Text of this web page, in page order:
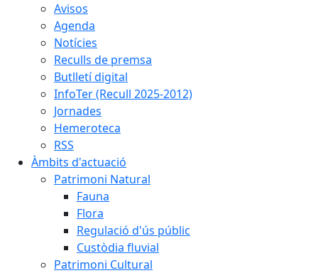
Avisos
Agenda
Notícies
Reculls de premsa
Butlletí digital
InfoTer (Recull 2025-2012)
Jornades
Hemeroteca
RSS
Àmbits d'actuació
Patrimoni Natural
Fauna
Flora
Regulació d'ús públic
Custòdia fluvial
Patrimoni Cultural